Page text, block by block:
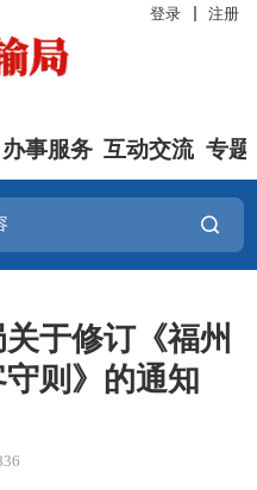
登录 注册
办事服务 互动交流 专题
于修订《福州
则》的通知